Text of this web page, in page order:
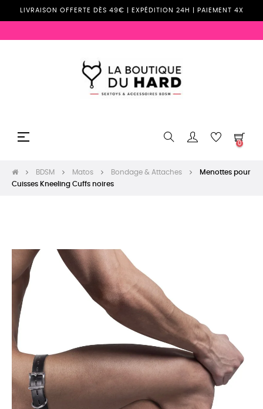
LIVRAISON OFFERTE DÈS 49€ | EXPÉDITION 24H | PAIEMENT 4X
Basculer
☰
0
BDSM Matos Bondage & Attaches
Menottes pour
Cuisses Kneeling Cuffs noires